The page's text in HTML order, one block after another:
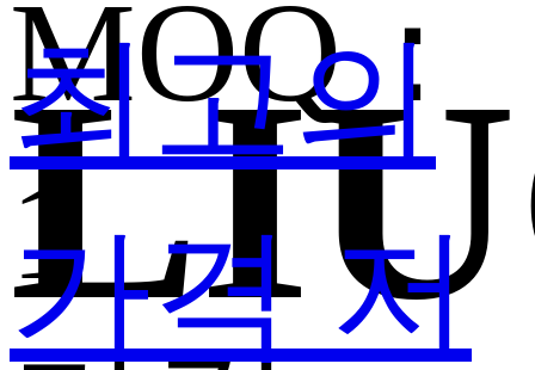
MOQ：
1
최고의
가격 저